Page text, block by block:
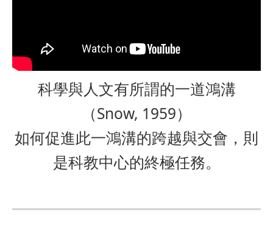
科學與人文有所謂的一道鴻溝
（Snow, 1959）
如何促進此一鴻溝的跨越與交會，則
是科教中心的終極任務。